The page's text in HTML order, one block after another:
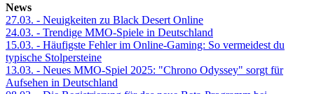
News
27.03. - Neuigkeiten zu Black Desert Online
24.03. - Trendige MMO-Spiele in Deutschland
15.03. - Häufigste Fehler im Online-Gaming: So vermeidest du
typische Stolpersteine
13.03. - Neues MMO-Spiel 2025: "Chrono Odyssey" sorgt für
Aufsehen in Deutschland